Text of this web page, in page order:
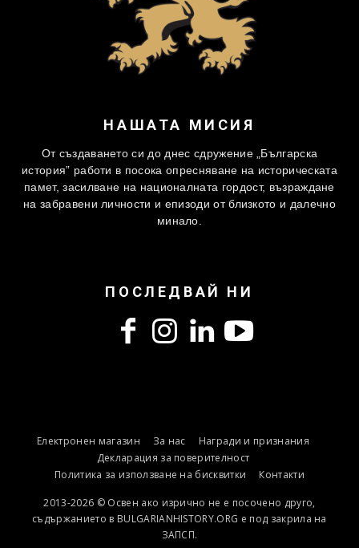
НАШАТА МИСИЯ
От създаването си до днес сдружение „Българска
история” работи в посока опресняване на историческата
памет, засилване на националната гордост, възраждане
на забравени личности и епизоди от близкото и далечно
минало.
ПОСЛЕДВАЙ НИ
Електронен магазин За нас
Награди и признания
Декларация за поверителност
Политика за използване на бисквитки
Контакти
2013-2026 © Освен ако изрично не е посочено друго,
съдържанието в BULGARIANHISTORY.ORG е под закрила на
ЗАПСП.